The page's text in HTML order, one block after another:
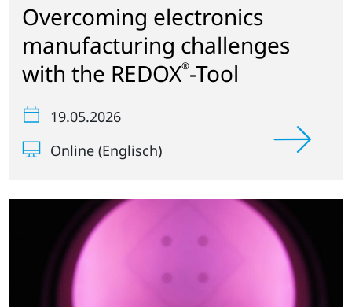
Overcoming electronics
manufacturing challenges
with the REDOX®-Tool
19.05.2026
Online (Englisch)